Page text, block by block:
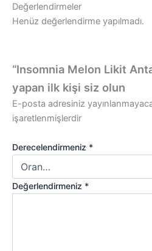
Değerlendirmeler
Henüz değerlendirme yapılmadı.
“Insomnia Melon Likit
yapan ilk kişi siz olun
E-posta adresiniz
işaretlenmişlerdir
Derecelendirmeniz *
Değerlendirmeniz *